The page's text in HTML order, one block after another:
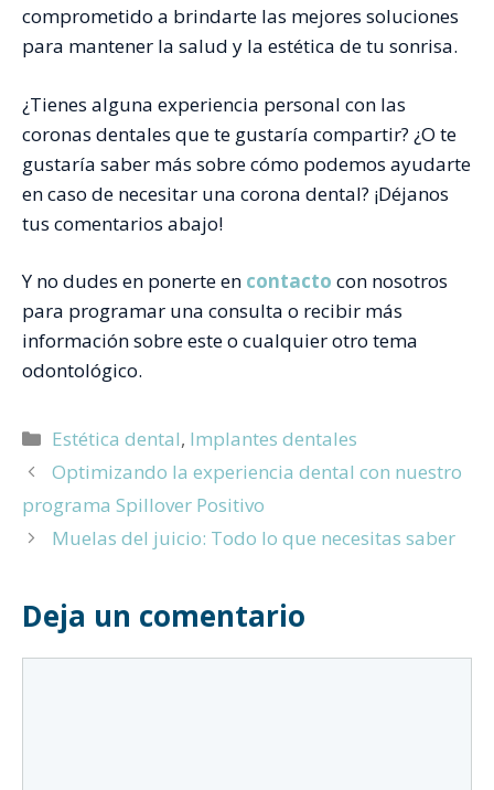
comprometido a brindarte las mejores soluciones
para mantener la salud y la estética de tu sonrisa.
¿Tienes alguna experiencia personal con las
coronas dentales que te gustaría compartir? ¿O te
gustaría saber más sobre cómo podemos ayudarte
en caso de necesitar una corona dental? ¡Déjanos
tus comentarios abajo!
Y no dudes en ponerte en contacto con nosotros
para programar una consulta o recibir más
información sobre este o cualquier otro tema
odontológico.
Categorías
Estética dental, Implantes dentales
Optimizando la experiencia dental con nuestro
programa Spillover Positivo
Muelas del juicio: Todo lo que necesitas saber
Deja un comentario